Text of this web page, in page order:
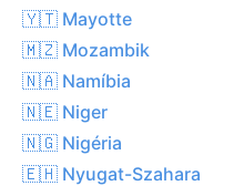
🇾🇹 Mayotte
🇲🇿 Mozambik
🇳🇦 Namíbia
🇳🇪 Niger
🇳🇬 Nigéria
🇪🇭 Nyugat-Szahara